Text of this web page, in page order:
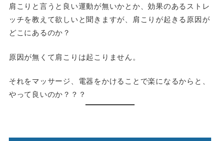
肩こりと言うと良い運動が無いかとか、効果のあるストレ
ッチを教えて欲しいと聞きますが、肩こりが起きる原因が
どこにあるのか？
原因が無くて肩こりは起こりません。
それをマッサージ、電器をかけることで楽になるからと、
やって良いのか？？？